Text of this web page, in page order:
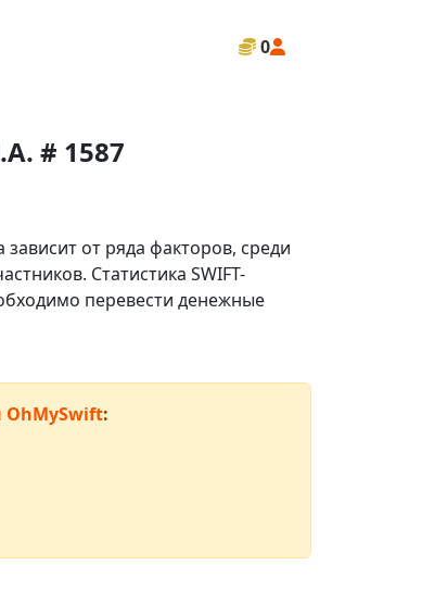
0
# 1587
от ряда факторов, среди
Статистика SWIFT-
перевести денежные
OhMySwift: